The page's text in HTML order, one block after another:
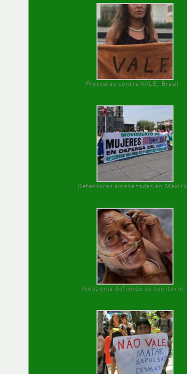
Protestas contra VALE, Brasil
Defensoras amenazadas en México
Amazonía defiende su territorio